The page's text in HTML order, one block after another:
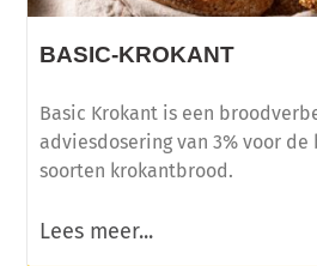
BASIC-KROKANT
Basic Krokant is een
adviesdosering van 3% voor
soorten krokantbrood.
Lees meer...